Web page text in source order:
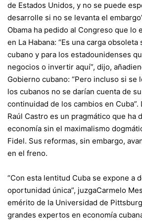
de Estados Unidos, y no se puede
desarrolle si no se levanta el
Obama ha pedido al Congreso que lo
en La Habana: “Es una carga
cubano y para los estadounidenses
negocios o invertir aquí”, dijo,
Gobierno cubano: “Pero incluso si se
los cubanos no se darían cuenta de
continuidad de los cambios en Cuba”.
Raúl Castro es un pragmático que ha
economía sin el maximalismo
Fidel. Sus reformas, sin embargo,
en el freno.
“Con esta lentitud Cuba se expone a
oportunidad única”, juzgaCarmelo
emérito de la Universidad de
grandes expertos en economía